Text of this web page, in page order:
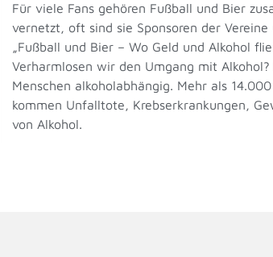
Für viele Fans gehören Fußball und Bier
vernetzt, oft sind sie Sponsoren der
„Fußball und Bier – Wo Geld und Alkohol
Verharmlosen wir den Umgang mit
Menschen alkoholabhängig. Mehr als
kommen Unfalltote, Krebserkrankungen,
von Alkohol.